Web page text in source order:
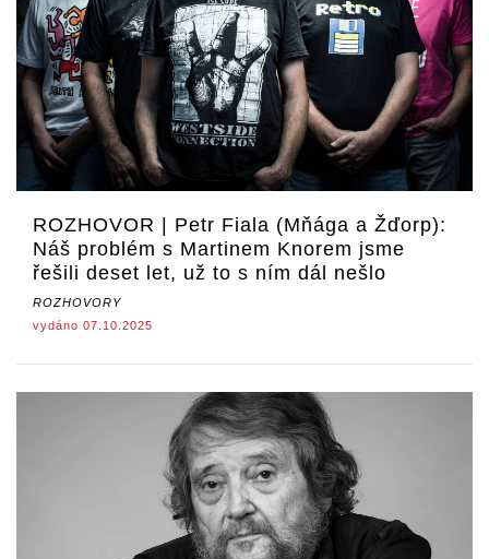
ROZHOVOR | Petr Fiala (Mňága a Žďorp):
Náš problém s Martinem Knorem jsme
řešili deset let, už to s ním dál nešlo
ROZHOVORY
vydáno 07.10.2025